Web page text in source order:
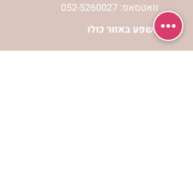
וואטסאפ: 052-5260027
חניה בשפע באזור כולו